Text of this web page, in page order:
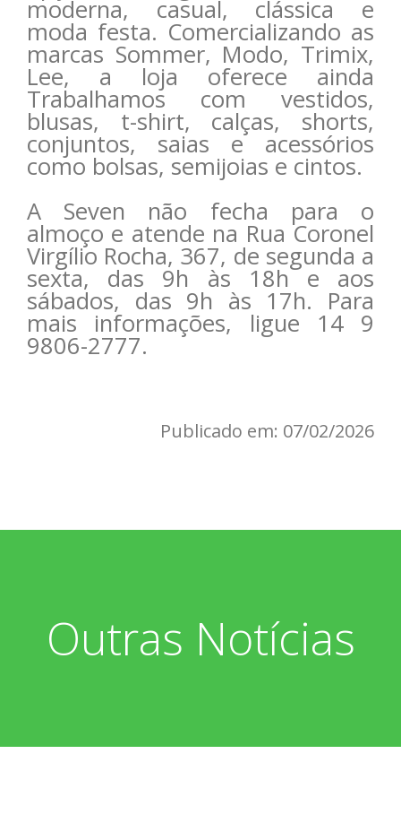
moderna, casual, clássica e
moda festa. Comercializando as
marcas Sommer, Modo, Trimix,
Lee, a loja oferece ainda
Trabalhamos com vestidos,
blusas, t-shirt, calças, shorts,
conjuntos, saias e acessórios
como bolsas, semijoias e cintos.
A Seven não fecha para o
almoço e atende na Rua Coronel
Virgílio Rocha, 367, de segunda a
sexta, das 9h às 18h e aos
sábados, das 9h às 17h. Para
mais informações, ligue 14 9
9806-2777.
Publicado em: 07/02/2026
Outras Notícias